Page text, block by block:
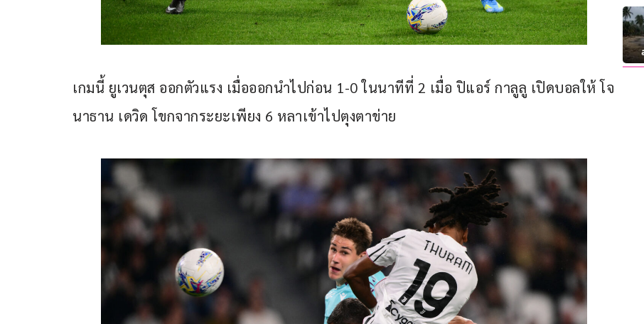
เกมนี้ ยูเวนตุส ออกตัวแรง เมื่อออกนำไปก่อน 1-0 ในนาทีที่ 2 เมื่อ ปิแอร์ กาลูลู เปิดบอลให้ โจ
นาธาน เดวิด โขกจากระยะเพียง 6 หลาเข้าไปตุงตาข่าย